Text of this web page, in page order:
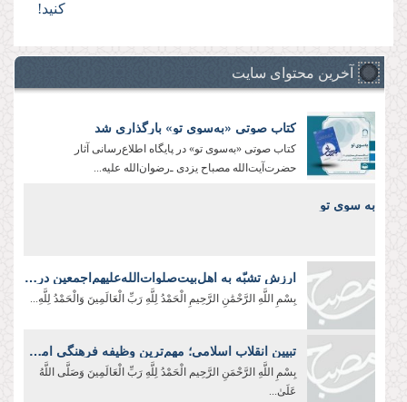
کنید!
آخرین محتوای سایت
کتاب صوتی «به‌سوی تو» بارگذاری شد
کتاب صوتی «به‌سوی تو» در پایگاه اطلاع‌رسانی آثار
حضرت‌آیت‌الله مصباح یزدی ـ‌رضوان‌الله علیه‌...
به سوی تو
ارزش تشبّه به اهل‌بیت‌صلوات‌‌الله‌‌عليهم‌‌اجمعين در لباس و زندگی
بِسْمِ اللَّهِ الرَّحْمَٰنِ الرَّحِيمِ الْحَمْدُ لِلَّهِ رَبِّ الْعَالَمِينَ وَالْحَمْدُ لِلَّهِ...
تبیین انقلاب اسلامی؛ مهم‌ترین وظیفه فرهنگی امروز
بِسْمِ اللَّهِ الرَّحْمَنِ الرَّحِیم الْحَمْدُ لِلَّهِ رَبِّ الْعَالَمِينَ وَصَلَّى اللَّهُ
عَلَىٰ...